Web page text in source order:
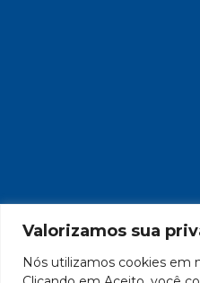
Valorizamos sua
Nós utilizamos cookies em